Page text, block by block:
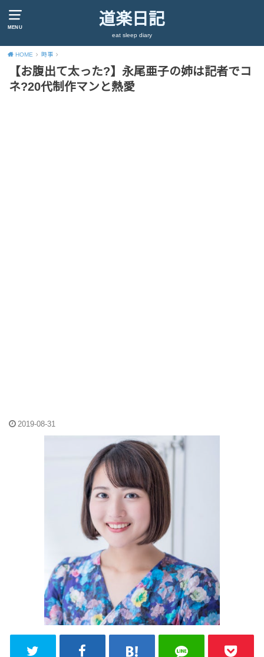
MENU 道楽日記
eat sleep diary
HOME 時事
【お腹出て太った?】永尾亜子の姉は記者でコ
ネ?20代制作マンと熱愛
2019-08-31